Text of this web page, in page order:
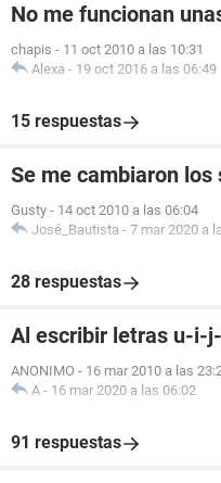
No me funcionan
chapis - 11 oct 2010 a las 10:31
Alexa - 19 oct 2016 a las 06:49
15 respuestas
Se me cambiaron
Gusty - 14 oct 2010 a las 06:04
José_Bautista - 7 mar 2020 a
28 respuestas
Al escribir letras u-i-
ANONIMO - 16 mar 2010 a las
A - 16 mar 2020 a las 06:02
91 respuestas